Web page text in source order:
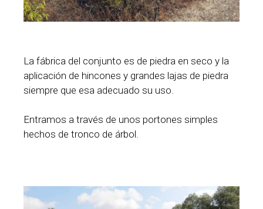
La fábrica del conjunto es de piedra en seco y la
aplicación de hincones y grandes lajas de piedra
siempre que esa adecuado su uso.
Entramos a través de unos portones simples
hechos de tronco de árbol.